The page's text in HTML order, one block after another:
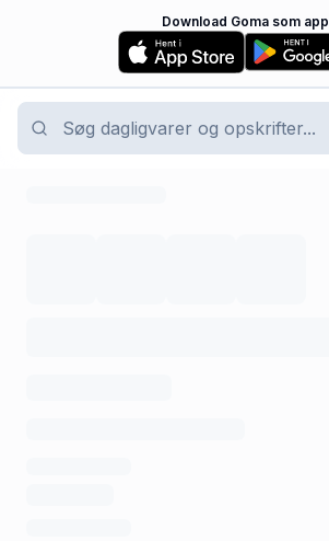
Download Goma som app